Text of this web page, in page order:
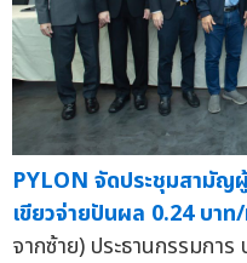
PYLON จัดประชุมสามัญ
เขียวจ่ายปันผล 0.24 บาท
จากซ้าย) ประธานกรรมกา